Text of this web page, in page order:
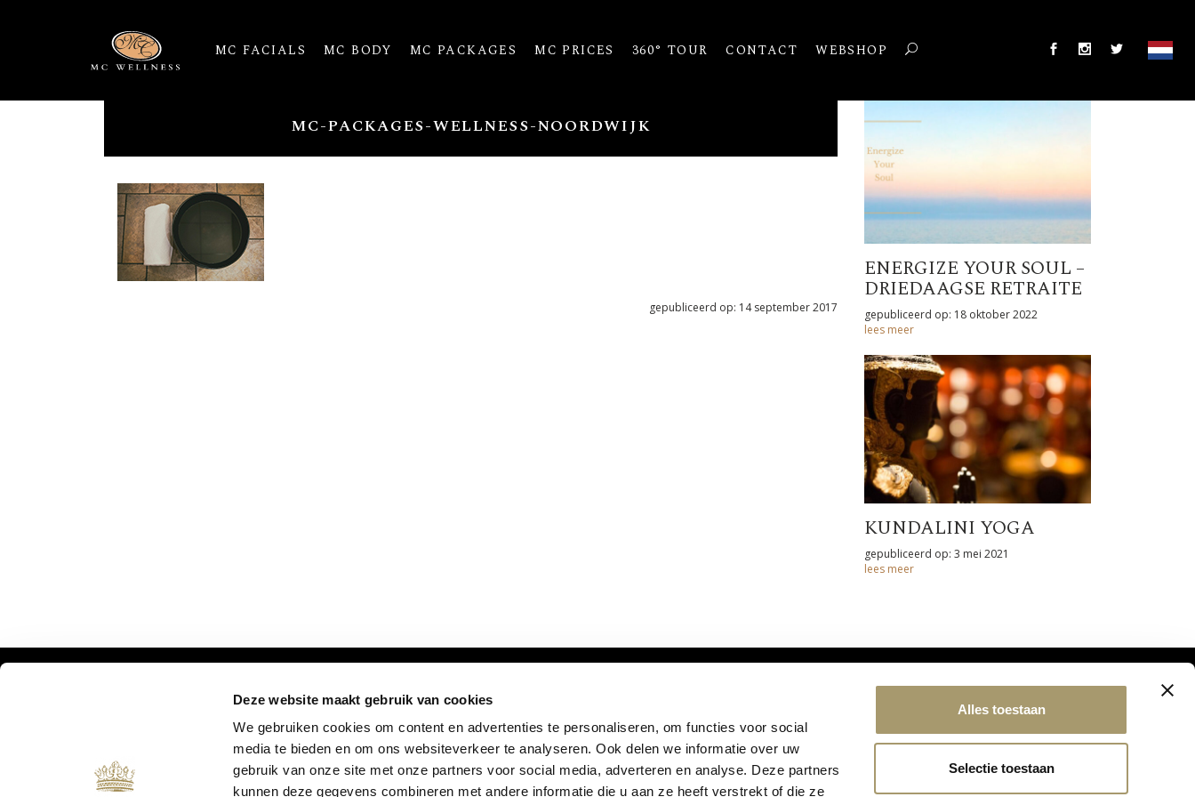
Deze website maakt gebruik van cookies
We gebruiken cookies om content en advertenties te personaliseren, om functies voor social
media te bieden en om ons websiteverkeer te analyseren. Ook delen we informatie over uw
gebruik van onze site met onze partners voor social media, adverteren en analyse. Deze partners
kunnen deze gegevens combineren met andere informatie die u aan ze heeft verstrekt of die ze
Alles toestaan
Selectie toestaan
MC FACIALS MC BODY MC PACKAGES MC PRICES 360° TOUR CONTACT WEBSHOP
MC-PACKAGES-WELLNESS-NOORDWIJK
gepubliceerd op: 14 september 2017
ENERGIZE YOUR SOUL –
DRIEDAAGSE RETRAITE
gepubliceerd op: 18 oktober 2022
lees meer
KUNDALINI YOGA
gepubliceerd op: 3 mei 2021
lees meer